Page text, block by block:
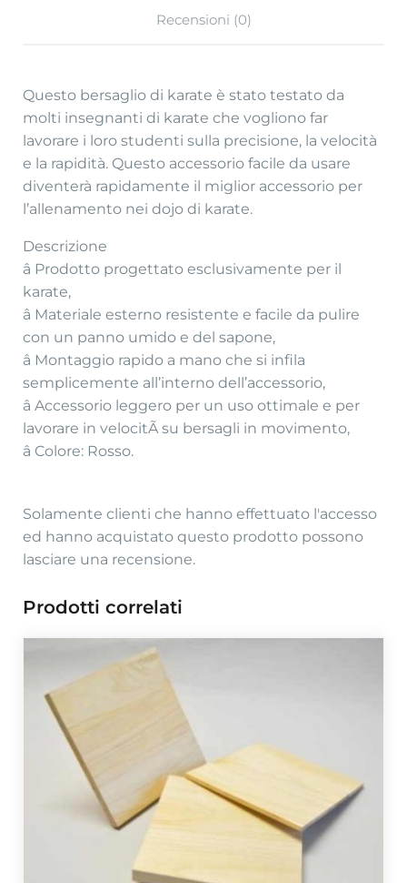
Recensioni (0)
Questo bersaglio di karate è stato testato da
molti insegnanti di karate che vogliono far
lavorare i loro studenti sulla precisione, la velocità
e la rapidità. Questo accessorio facile da usare
diventerà rapidamente il miglior accessorio per
l’allenamento nei dojo di karate.
Descrizione
â Prodotto progettato esclusivamente per il
karate,
â Materiale esterno resistente e facile da pulire
con un panno umido e del sapone,
â Montaggio rapido a mano che si infila
semplicemente all’interno dell’accessorio,
â Accessorio leggero per un uso ottimale e per
lavorare in velocitÃ su bersagli in movimento,
â Colore: Rosso.
Solamente clienti che hanno effettuato l'accesso
ed hanno acquistato questo prodotto possono
lasciare una recensione.
Prodotti correlati